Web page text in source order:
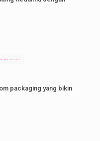
packaging yang bikin